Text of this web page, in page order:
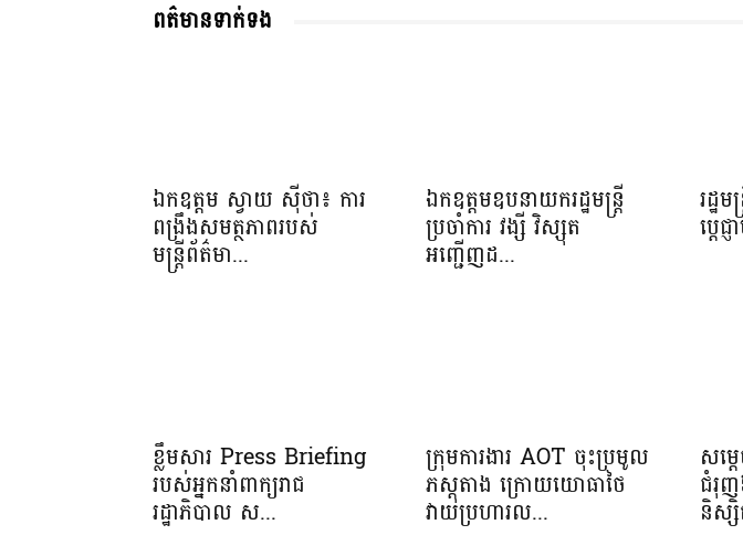
ពត៌មានទាក់ទង
ឯកឧត្តម ស្វាយ ស៊ីថា៖ ការ
ពង្រឹងសមត្ថភាពរបស់
មន្ត្រីព័ត៌មា...
ឯកឧត្តមឧបនាយករដ្ឋមន្រ្តី
ប្រចាំការ វង្សី វិស្សុត
អញ្ជើញដ...
រដ្ឋ
ប្ដេ
ខ្លឹមសារ Press Briefing
របស់អ្នកនាំពាក្យរាជ
រដ្ឋាភិបាល ស...
ក្រុមការងារ AOT ចុះប្រមូល
ភស្តុតាង ក្រោយយោធាថៃ
វាយប្រហារល...
សម្
ជំរុ
និស្